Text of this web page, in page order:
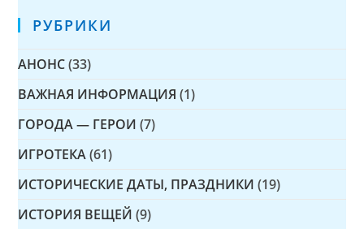
РУБРИКИ
АНОНС (33)
ВАЖНАЯ ИНФОРМАЦИЯ (1)
ГОРОДА — ГЕРОИ (7)
ИГРОТЕКА (61)
ИСТОРИЧЕСКИЕ ДАТЫ, ПРАЗДНИКИ (19)
ИСТОРИЯ ВЕЩЕЙ (9)